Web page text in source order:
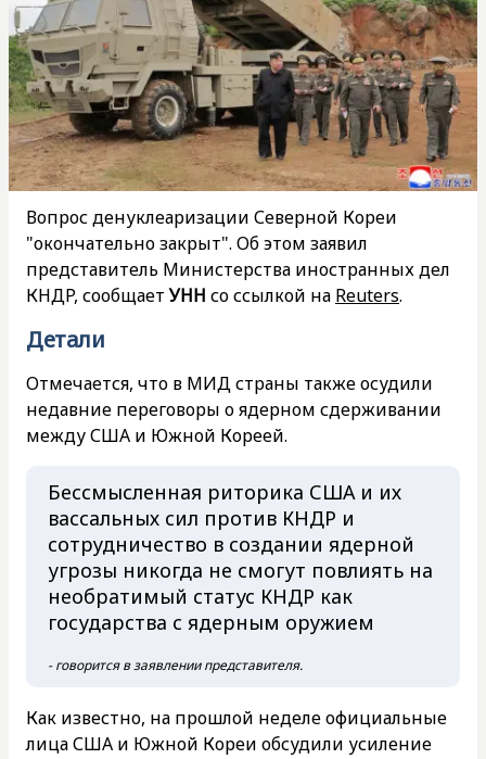
Вопрос денуклеаризации Северной Кореи
"окончательно закрыт". Об этом заявил
представитель Министерства иностранных дел
КНДР, сообщаетУНН со ссылкой на Reuters.
Детали
Отмечается, что в МИД страны также осудили
недавние переговоры о ядерном сдерживании
между США и Южной Кореей.
Бессмысленная риторика США и их
вассальных сил против КНДР и
сотрудничество в создании ядерной
угрозы никогда не смогут повлиять на
необратимый статус КНДР как
государства с ядерным оружием
- говорится в заявлении представителя.
Как известно, на прошлой неделе официальные
лица США и Южной Кореи обсудили усиление